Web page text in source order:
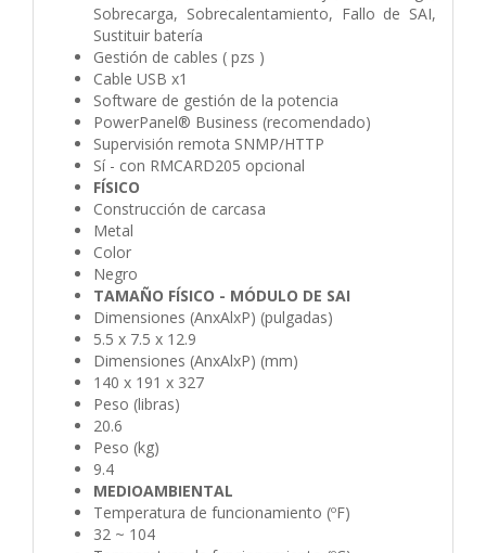
Sobrecarga, Sobrecalentamiento, Fallo de SAI,
Sustituir batería
Gestión de cables ( pzs )
Cable USB x1
Software de gestión de la potencia
PowerPanel® Business (recomendado)
Supervisión remota SNMP/HTTP
Sí - con RMCARD205 opcional
FÍSICO
Construcción de carcasa
Metal
Color
Negro
TAMAÑO FÍSICO - MÓDULO DE SAI
Dimensiones (AnxAlxP) (pulgadas)
5.5 x 7.5 x 12.9
Dimensiones (AnxAlxP) (mm)
140 x 191 x 327
Peso (libras)
20.6
Peso (kg)
9.4
MEDIOAMBIENTAL
Temperatura de funcionamiento (ºF)
32 ~ 104